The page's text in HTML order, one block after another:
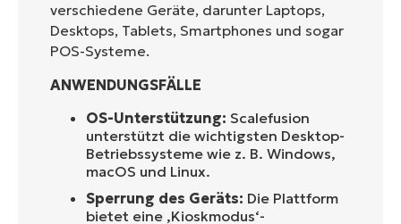
verschiedene Geräte, darunter Laptops,
Desktops, Tablets, Smartphones und sogar
POS-Systeme.
ANWENDUNGSFÄLLE
OS-Unterstützung: Scalefusion
unterstützt die wichtigsten Desktop-
Betriebssysteme wie z. B. Windows,
macOS und Linux.
Sperrung des Geräts: Die Plattform
bietet eine ‚Kioskmodus‘-